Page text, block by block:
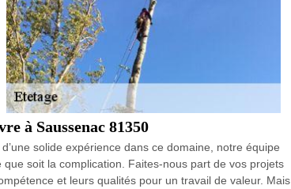
à Saussenac 81350
solide expérience dans ce domaine, notre équipe
soit la complication. Faites-nous part de vos projets
et leurs qualités pour un travail de valeur. Mais